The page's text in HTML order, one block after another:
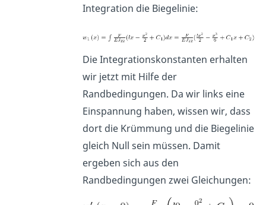
Integration die Biegelinie:
Die Integrationskonstanten erhalten
wir jetzt mit Hilfe der
Randbedingungen. Da wir links eine
Einspannung haben, wissen wir, dass
dort die Krümmung und die Biegelinie
gleich Null sein müssen. Damit
ergeben sich aus den
Randbedingungen zwei Gleichungen: